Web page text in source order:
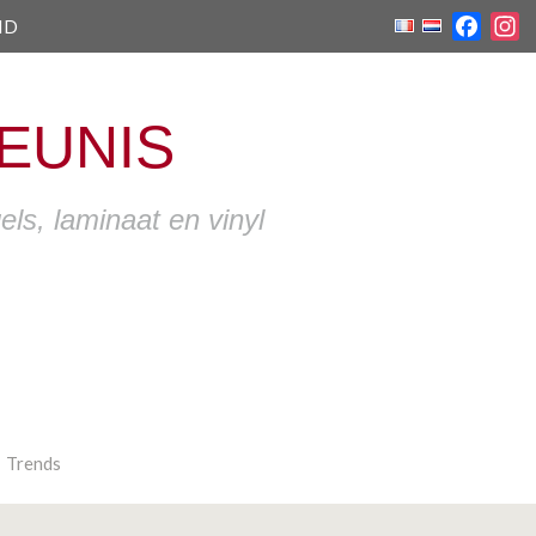
laminaat en vinyl
Trends